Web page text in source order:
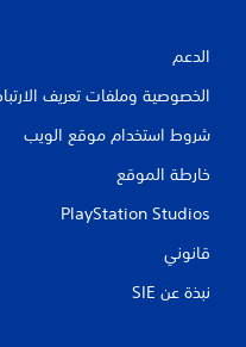
الدعم
الخصوصية وملفات تعريف
شروط استخدام موقع الويب
خارطة الموقع
PlayStation Studios
قانوني
نبذة عن SIE‏